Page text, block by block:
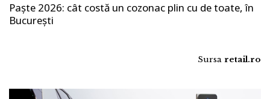
Paște 2026: cât costă un cozonac plin cu de toate, în
București
Sursa retail.ro